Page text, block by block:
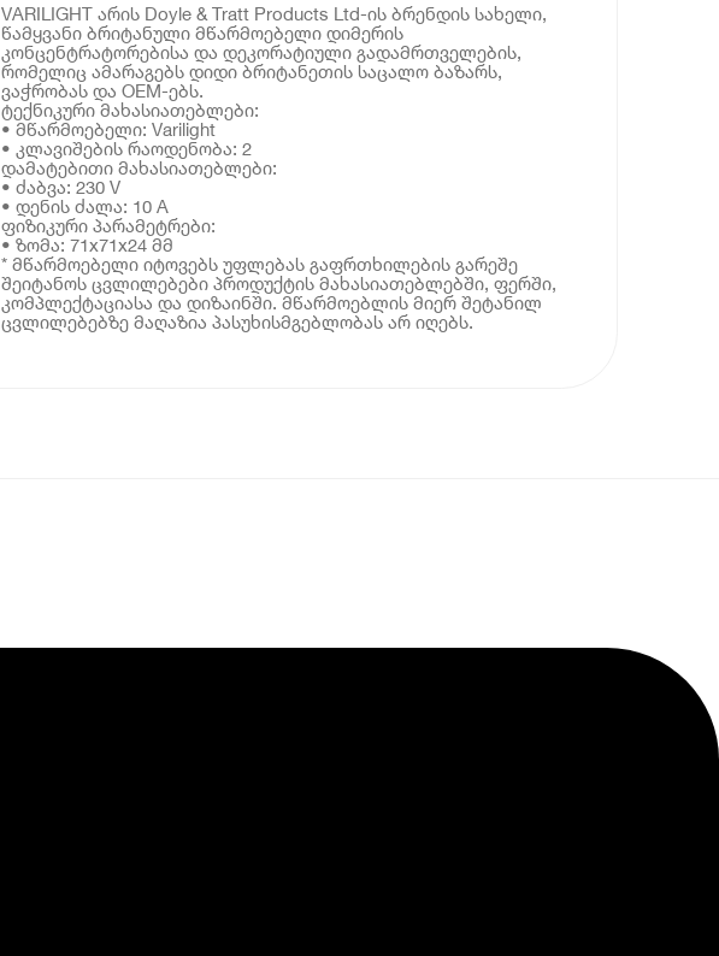
VARILIGHT არის Doyle & Tratt Products Ltd-ის ბრენდის სახელი,
წამყვანი ბრიტანული მწარმოებელი დიმერის
კონცენტრატორებისა და დეკორატიული გადამრთველების,
რომელიც ამარაგებს დიდი ბრიტანეთის საცალო ბაზარს,
ვაჭრობას და OEM-ებს.
ტექნიკური მახასიათებლები:
• მწარმოებელი: Varilight
• კლავიშების რაოდენობა: 2
დამატებითი მახასიათებლები:
• ძაბვა: 230 V
• დენის ძალა: 10 A
ფიზიკური პარამეტრები:
• ზომა: 71x71x24 მმ
* მწარმოებელი იტოვებს უფლებას გაფრთხილების გარეშე
შეიტანოს ცვლილებები პროდუქტის მახასიათებლებში, ფერში,
კომპლექტაციასა და დიზაინში. მწარმოებლის მიერ შეტანილ
ცვლილებებზე მაღაზია პასუხისმგებლობას არ იღებს.